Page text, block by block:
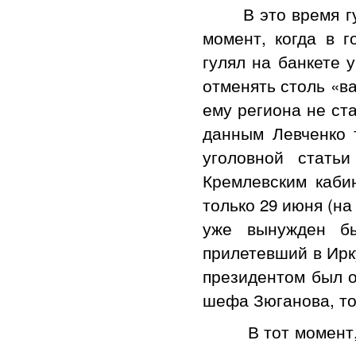
В это время
момент, когда в
гулял на банкете
отменять столь
ему региона не
данным Левченко
уголовной
Кремлевским
только 29 июня
уже вынужден
прилетевший в
президентом был
шефа Зюганова,
В тот момент,